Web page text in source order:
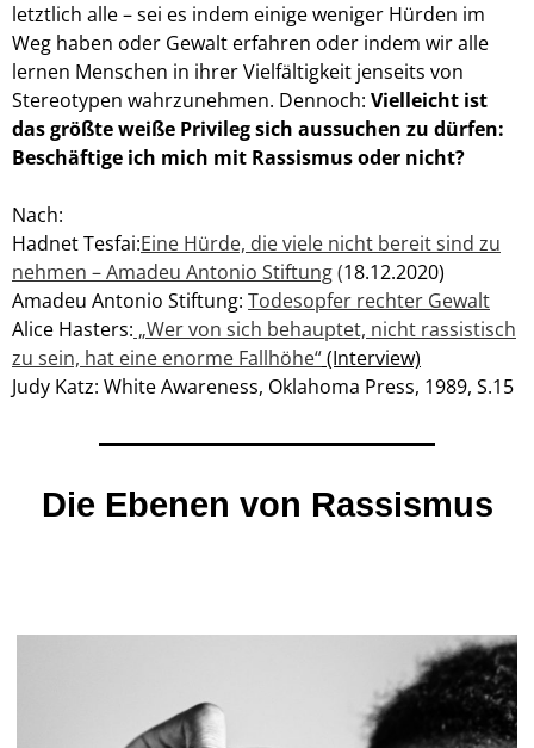
letztlich alle – sei es indem einige weniger Hürden im
Weg haben oder Gewalt erfahren oder indem wir alle
lernen Menschen in ihrer Vielfältigkeit jenseits von
Stereotypen wahrzunehmen. Dennoch: Vielleicht ist
dasgrößte weiße Privileg sich aussuchen zu dürfen:
Beschäftige ich mich mit Rassismus oder nicht?
Nach:
Hadnet Tesfai:Eine Hürde, die viele nicht bereit sind zu
nehmen – Amadeu Antonio Stiftung(18.12.2020)
Amadeu Antonio Stiftung: Todesopfer rechter Gewalt
Alice Hasters: „Wer von sich behauptet, nicht rassistisch
zu sein, hat eine enorme Fallhöhe“(Interview)
Judy Katz: White Awareness, Oklahoma Press, 1989, S.15
Die Ebenen von Rassismus